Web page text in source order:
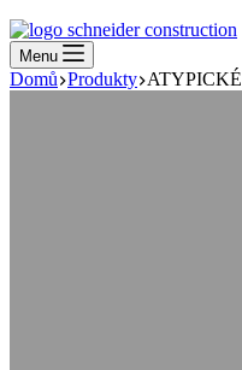
Menu
Domů Produkty ATYPICKÉ